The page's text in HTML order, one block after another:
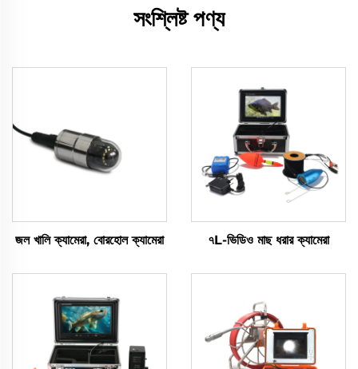
সংশ্লিষ্ট পণ্য
জল খালি ক্যামেরা, বোরহোল ক্যামেরা ৭L-ভিডিও মাছ ধরার ক্যামেরা